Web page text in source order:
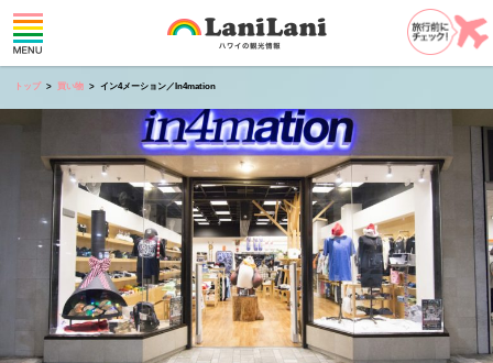
トップ 買い物 イン4メーション／In4mation